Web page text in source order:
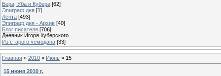
Бера, Уба и Кубера [62]
Эпиграф дня [1]
Лента [493]
Эпиграф дня - Архив [40]
Блог писателя [706]
Дневник Игоря Куберского
Из старого чемодана [33]
Главная » 2010 » Июнь » 15
15 июня 2010 г.